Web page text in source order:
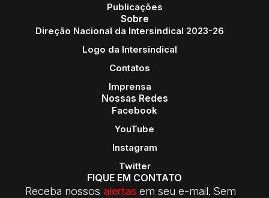
Publicações
Sobre
Direção Nacional da Intersindical 2023-26
Logo da Intersindical
Contatos
Imprensa
Nossas Redes
Facebook
YouTube
Instagram
Twitter
FIQUE EM CONTATO
Receba nossos alertas em seu e-mail. Sem